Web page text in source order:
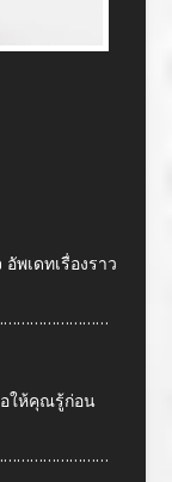
พเดทเรื่องราว
ให้คุณรู้ก่อน